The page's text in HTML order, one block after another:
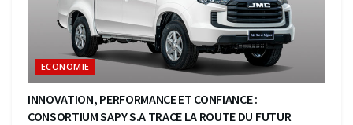
ECONOMIE
INNOVATION, PERFORMANCE ET CONFIANCE :
CONSORTIUM SAPY S.A TRACE LA ROUTE DU FUTUR